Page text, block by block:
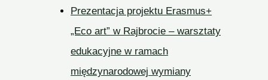
Prezentacja projektu Erasmus+
„Eco art” w Rajbrocie – warsztaty
edukacyjne w ramach
międzynarodowej wymiany